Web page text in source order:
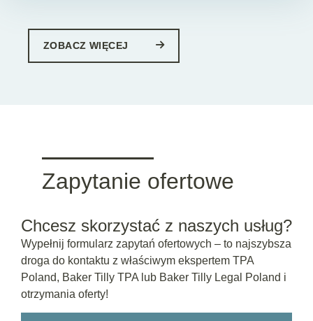
ZOBACZ WIĘCEJ
Zapytanie ofertowe
Chcesz skorzystać z naszych usług?
Wypełnij formularz zapytań ofertowych – to najszybsza
droga do kontaktu z właściwym ekspertem TPA
Poland, Baker Tilly TPA lub Baker Tilly Legal Poland i
otrzymania oferty!